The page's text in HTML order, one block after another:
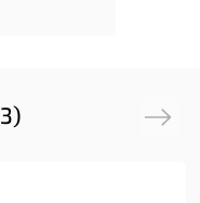
Next